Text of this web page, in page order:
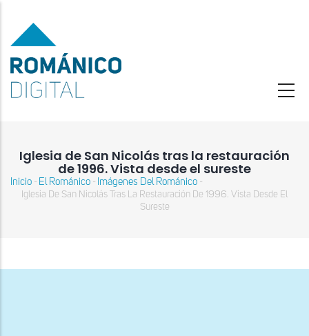
contenido
principal
Iglesia de San Nicolás tras la restauración
de 1996. Vista desde el sureste
Sobrescribir
a
Inicio - El Románico - Imágenes Del Románico -
Iglesia De San Nicolás Tras La Restauración De 1996. Vista Desde El
Sureste